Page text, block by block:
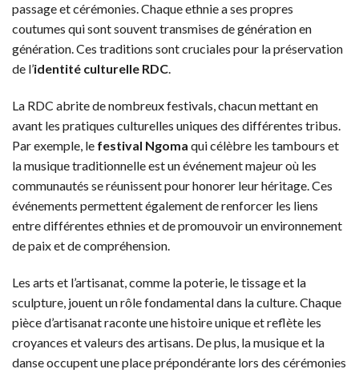
passage et cérémonies. Chaque ethnie a ses propres
coutumes qui sont souvent transmises de génération en
génération. Ces traditions sont cruciales pour la préservation
de l’identité culturelle RDC.
La RDC abrite de nombreux festivals, chacun mettant en
avant les pratiques culturelles uniques des différentes tribus.
Par exemple, le festival Ngoma qui célèbre les tambours et
la musique traditionnelle est un événement majeur où les
communautés se réunissent pour honorer leur héritage. Ces
événements permettent également de renforcer les liens
entre différentes ethnies et de promouvoir un environnement
de paix et de compréhension.
Les arts et l’artisanat, comme la poterie, le tissage et la
sculpture, jouent un rôle fondamental dans la culture. Chaque
pièce d’artisanat raconte une histoire unique et reflète les
croyances et valeurs des artisans. De plus, la musique et la
danse occupent une place prépondérante lors des cérémonies